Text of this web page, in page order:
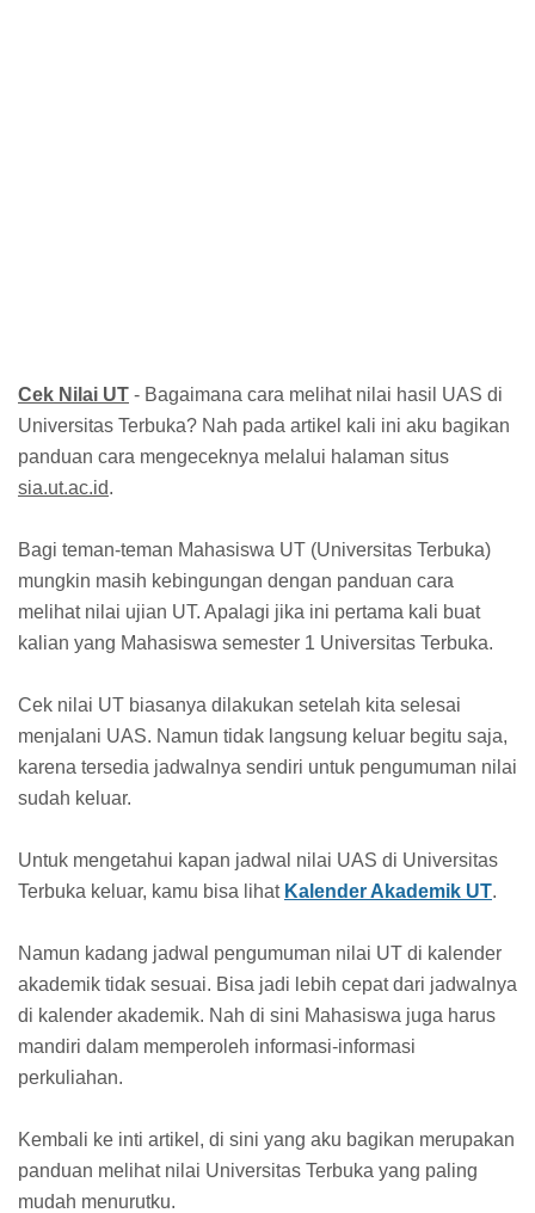
Cek Nilai UT - Bagaimana cara melihat nilai hasil UAS di
Universitas Terbuka? Nah pada artikel kali ini aku bagikan
panduan cara mengeceknya melalui halaman situs
sia.ut.ac.id.
Bagi teman-teman Mahasiswa UT (Universitas Terbuka)
mungkin masih kebingungan dengan panduan cara
melihat nilai ujian UT. Apalagi jika ini pertama kali buat
kalian yang Mahasiswa semester 1 Universitas Terbuka.
Cek nilai UT biasanya dilakukan setelah kita selesai
menjalani UAS. Namun tidak langsung keluar begitu saja,
karena tersedia jadwalnya sendiri untuk pengumuman nilai
sudah keluar.
Untuk mengetahui kapan jadwal nilai UAS di Universitas
Terbuka keluar, kamu bisa lihat Kalender Akademik UT.
Namun kadang jadwal pengumuman nilai UT di kalender
akademik tidak sesuai. Bisa jadi lebih cepat dari jadwalnya
di kalender akademik. Nah di sini Mahasiswa juga harus
mandiri dalam memperoleh informasi-informasi
perkuliahan.
Kembali ke inti artikel, di sini yang aku bagikan merupakan
panduan melihat nilai Universitas Terbuka yang paling
mudah menurutku.